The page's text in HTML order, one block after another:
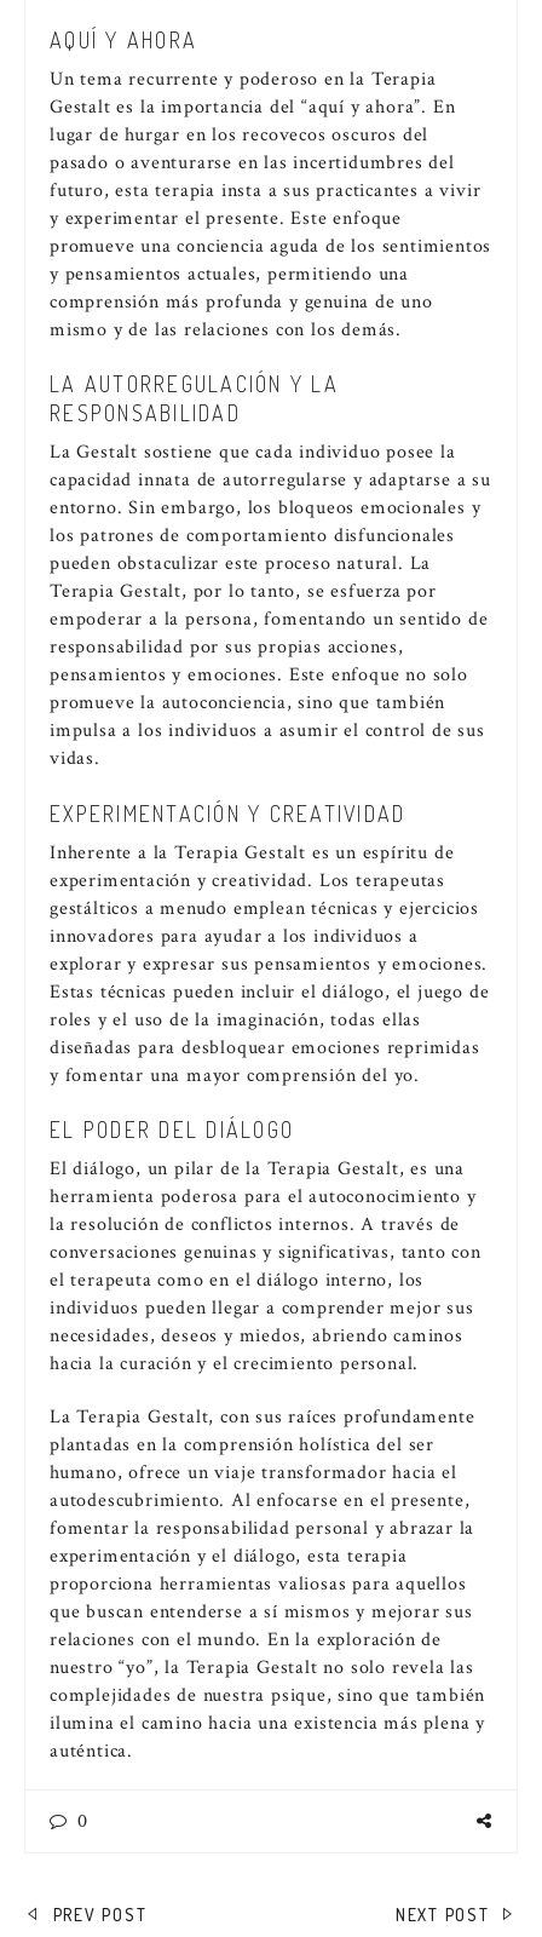
AQUÍ Y AHORA
Un tema recurrente y poderoso en la Terapia
Gestalt es la importancia del “aquí y ahora”. En
lugar de hurgar en los recovecos oscuros del
pasado o aventurarse en las incertidumbres del
futuro, esta terapia insta a sus practicantes a vivir
y experimentar el presente. Este enfoque
promueve una conciencia aguda de los sentimientos
y pensamientos actuales, permitiendo una
comprensión más profunda y genuina de uno
mismo y de las relaciones con los demás.
LA AUTORREGULACIÓN Y LA
RESPONSABILIDAD
La Gestalt sostiene que cada individuo posee la
capacidad innata de autorregularse y adaptarse a su
entorno. Sin embargo, los bloqueos emocionales y
los patrones de comportamiento disfuncionales
pueden obstaculizar este proceso natural. La
Terapia Gestalt, por lo tanto, se esfuerza por
empoderar a la persona, fomentando un sentido de
responsabilidad por sus propias acciones,
pensamientos y emociones. Este enfoque no solo
promueve la autoconciencia, sino que también
impulsa a los individuos a asumir el control de sus
vidas.
EXPERIMENTACIÓN Y CREATIVIDAD
Inherente a la Terapia Gestalt es un espíritu de
experimentación y creatividad. Los terapeutas
gestálticos a menudo emplean técnicas y ejercicios
innovadores para ayudar a los individuos a
explorar y expresar sus pensamientos y emociones.
Estas técnicas pueden incluir el diálogo, el juego de
roles y el uso de la imaginación, todas ellas
diseñadas para desbloquear emociones reprimidas
y fomentar una mayor comprensión del yo.
EL PODER DEL DIÁLOGO
El diálogo, un pilar de la Terapia Gestalt, es una
herramienta poderosa para el autoconocimiento y
la resolución de conflictos internos. A través de
conversaciones genuinas y significativas, tanto con
el terapeuta como en el diálogo interno, los
individuos pueden llegar a comprender mejor sus
necesidades, deseos y miedos, abriendo caminos
hacia la curación y el crecimiento personal.
La Terapia Gestalt, con sus raíces profundamente
plantadas en la comprensión holística del ser
humano, ofrece un viaje transformador hacia el
autodescubrimiento. Al enfocarse en el presente,
fomentar la responsabilidad personal y abrazar la
experimentación y el diálogo, esta terapia
proporciona herramientas valiosas para aquellos
que buscan entenderse a sí mismos y mejorar sus
relaciones con el mundo. En la exploración de
nuestro “yo”, la Terapia Gestalt no solo revela las
complejidades de nuestra psique, sino que también
ilumina el camino hacia una existencia más plena y
auténtica.
0
NAVEGACIÓN
PREV POST NEXT POST